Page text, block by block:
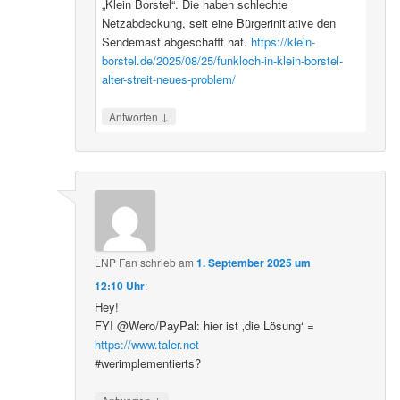
„Klein Borstel“. Die haben schlechte
Netzabdeckung, seit eine Bürgerinitiative den
Sendemast abgeschafft hat. https://klein-
borstel.de/2025/08/25/funkloch-in-klein-borstel-
alter-streit-neues-problem/
Antworten ↓
LNP Fan schriebam1. September 2025 um
12:10 Uhr:
Hey!
FYI @Wero/PayPal: hier ist ‚die Lösung‘ =
https://www.taler.net
#werimplementierts?